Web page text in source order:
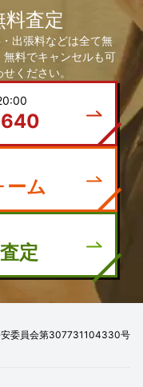
料査定
出張料などは全て無
料でキャンセルも可
ください。
ーム
定
委員会第307731104330号